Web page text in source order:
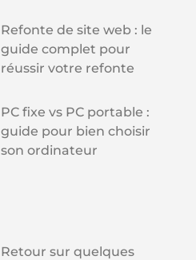
Refonte de site web : le
guide complet pour
réussir votre refonte
PC fixe vs PC portable :
guide pour bien choisir
son ordinateur
Retour sur quelques